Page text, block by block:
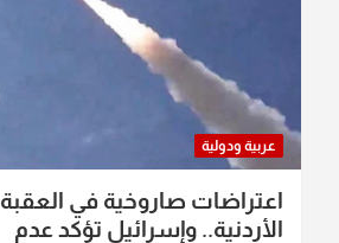
عربية ودولية
اعتراضات صاروخية في العقبة
الأردنية.. وإسرائيل تؤكد عدم